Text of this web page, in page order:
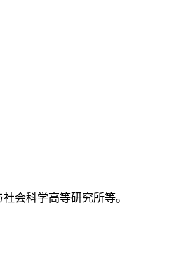
会科学高等研究所等。